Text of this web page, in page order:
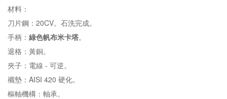
材料：
刀片鋼：20CV。石洗完成。
手柄： 綠色帆布米卡塔。
退格：黃銅。
夾子：電線 - 可逆。
襯墊：AISI 420 硬化。
樞軸機構：軸承。